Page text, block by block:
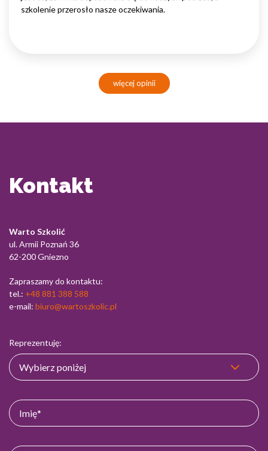
szkolenie przerosło nasze oczekiwania.
więcej opinii
Kontakt
Warto Szkolić
ul. Armii Poznań 36
62-200 Gniezno
Zapraszamy do kontaktu:
tel.: +48 881 388 588
e-mail: biuro@wartoszkolic.pl
Reprezentuję: